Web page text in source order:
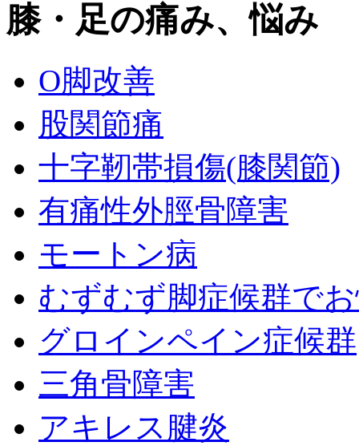
膝・足の痛み、悩み
O脚改善
股関節痛
十字靭帯損傷(膝関節)
有痛性外脛骨障害
モートン病
むずむず脚症候群で
グロインペイン症候群
三角骨障害
アキレス腱炎